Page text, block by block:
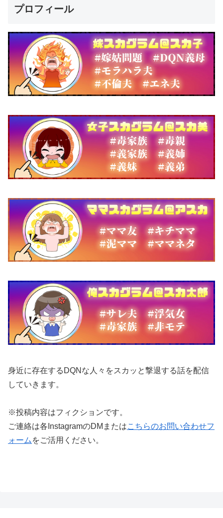
プロフィール
身近に存在するDQNな人々をスカッと撃退する話を配信
していきます。
※投稿内容はフィクションです。
ご連絡は各InstagramのDMまたはこちらのお問い合わせフ
ォーム をご活用ください。